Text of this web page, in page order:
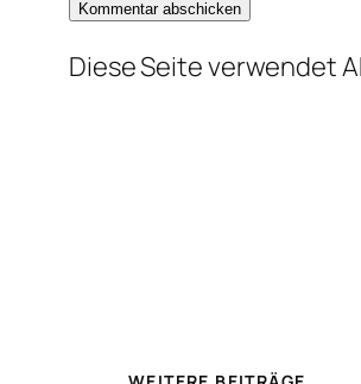
Diese Seite verwendet